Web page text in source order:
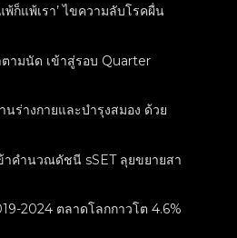
พ้ก็แพ้เรา’ ไขความลับโรคผื่น
ามนัด เข้าสู่รอบ Quarter
นร่างกายและบำรุงสมอง ด้วย
คำนวณดัชนี sSET ลุยขยายสา
2024 ตลาดโลกกาวโต 4.6%